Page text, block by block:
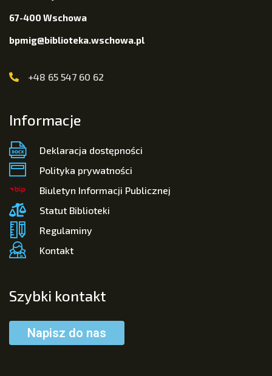
67-400 Wschowa
bpmig@biblioteka.wschowa.pl
+48 65 547 60 62
Informacje
Deklaracja dostępności
Polityka prywatności
Biuletyn Informacji Publicznej
Statut Biblioteki
Regulaminy
Kontakt
Szybki kontakt
Napisz do nas